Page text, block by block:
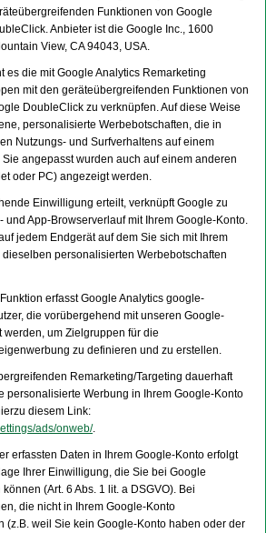
Funktionen von Google
Anbieter ist die Google Inc., 1600
View, CA 94043, USA.
es die mit Google Analytics Remarketing
mit den geräteübergreifenden Funktionen von
DoubleClick zu verknüpfen. Auf diese Weise
personalisierte Werbebotschaften, die in
Nutzungs- und Surfverhaltens auf einem
Sie angepasst wurden auch auf einem anderen
oder PC) angezeigt werden.
Einwilligung erteilt, verknüpft Google zu
und App-Browserverlauf mit Ihrem Google-Konto.
jedem Endgerät auf dem Sie sich mit Ihrem
personalisierten Werbebotschaften
erfasst Google Analytics google-
die vorübergehend mit unseren Google-
um Zielgruppen für die
zu definieren und zu erstellen.
Remarketing/Targeting dauerhaft
personalisierte Werbung in Ihrem Google-Konto
diesem Link:
ads/onweb/.
erfassten Daten in Ihrem Google-Konto erfolgt
Ihrer Einwilligung, die Sie bei Google
(Art. 6 Abs. 1 lit. a DSGVO). Bei
die nicht in Ihrem Google-Konto
(z.B. weil Sie kein Google-Konto haben oder der